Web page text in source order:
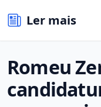
Ler mais
Romeu